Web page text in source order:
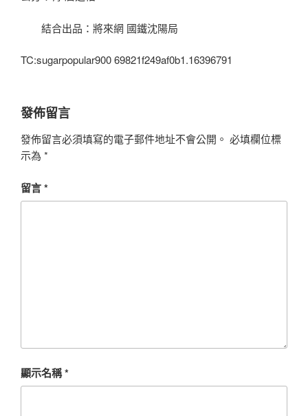
結合出品：將來網 國鐵沈陽局
TC:sugarpopular900 69821f249af0b1.16396791
發佈留言
發佈留言必須填寫的電子郵件地址不會公開。 必填欄位標
示為 *
留言*
顯示名稱*